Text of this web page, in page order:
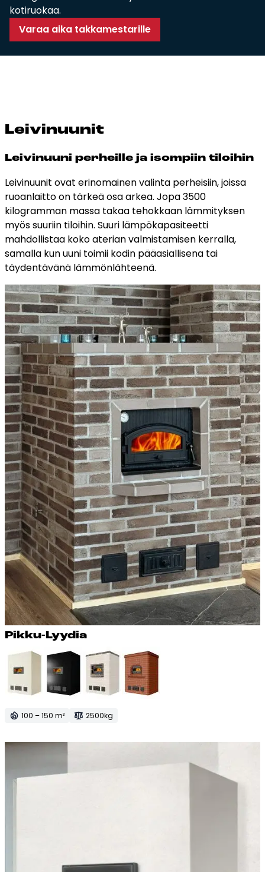
Peruuta verkkokauppatilauksesi
Yhteystiedot
kotiruokaa.
Varaa aika takkamestarille
Lei­vi­nuu­nit
Leivinuuni perheille ja isompiin tiloihin
Leivinuunit ovat erinomainen valinta perheisiin, joissa
ruoanlaitto on tärkeä osa arkea. Jopa 3500
kilogramman massa takaa tehokkaan lämmityksen
myös suuriin tiloihin. Suuri lämpökapasiteetti
mahdollistaa koko aterian valmistamisen kerralla,
samalla kun uuni toimii kodin pääasiallisena tai
täydentävänä lämmönlähteenä.
Pik­ku-Lyy­dia
100 – 150 m² 2500kg